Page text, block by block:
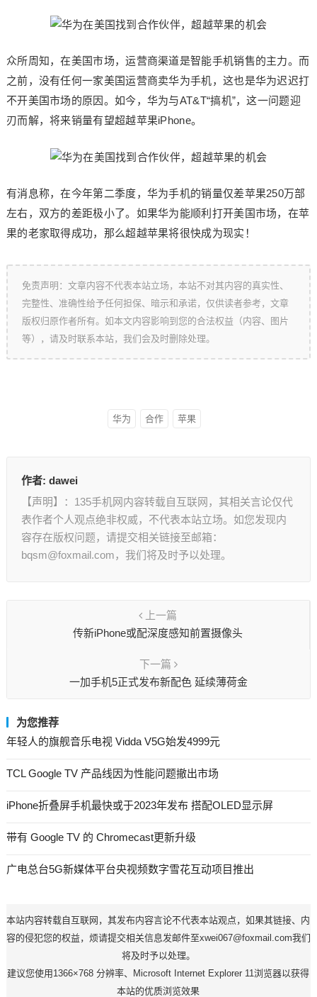
众所周知，在美国市场，运营商渠道是智能手机销售的主力。而
之前，没有任何一家美国运营商卖华为手机，这也是华为迟迟打
不开美国市场的原因。如今，华为与AT&T“搞机”，这一问题迎
刃而解，将来销量有望超越苹果iPhone。
有消息称，在今年第二季度，华为手机的销量仅差苹果250万部
左右，双方的差距极小了。如果华为能顺利打开美国市场，在苹
果的老家取得成功，那么超越苹果将很快成为现实！
免责声明：文章内容不代表本站立场，本站不对其内容的真实性、
完整性、准确性给予任何担保、暗示和承诺，仅供读者参考，文章
版权归原作者所有。如本文内容影响到您的合法权益（内容、图片
等），请及时联系本站，我们会及时删除处理。
华为 合作 苹果
作者: dawei
【声明】：135手机网内容转载自互联网，其相关言论仅代
表作者个人观点绝非权威，不代表本站立场。如您发现内
容存在版权问题，请提交相关链接至邮箱：
bqsm@foxmail.com，我们将及时予以处理。
上一篇
传新iPhone或配深度感知前置摄像头
下一篇
一加手机5正式发布新配色 延续薄荷金
为您推荐
年轻人的旗舰音乐电视 Vidda V5G始发4999元
TCL Google TV 产品线因为性能问题撤出市场
iPhone折叠屏手机最快或于2023年发布 搭配OLED显示屏
带有 Google TV 的 Chromecast更新升级
广电总台5G新媒体平台央视频数字雪花互动项目推出
本站内容转载自互联网，其发布内容言论不代表本站观点，如果其链接、内
容的侵犯您的权益，烦请提交相关信息发邮件至xwei067@foxmail.com我们
将及时予以处理。
建议您使用1366×768 分辨率、Microsoft Internet Explorer 11浏览器以获得
本站的优质浏览效果